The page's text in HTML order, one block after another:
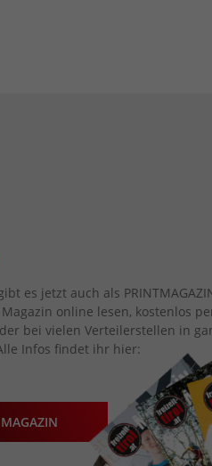
es jetzt auch als
online lesen, kostenlos
bei vielen Verteilerstellen in
Infos findet ihr hier: